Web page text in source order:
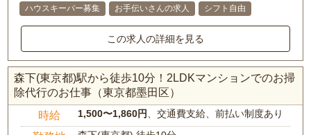
ハウスキーパー募集 お手伝いさんの求人 シフト自由
この求人の詳細を見る
森下(東京都)駅から徒歩10分！2LDKマンションでのお掃
除代行のお仕事（東京都墨田区）
時給 1,500〜1,860円 、交通費支給、前払い制度あり